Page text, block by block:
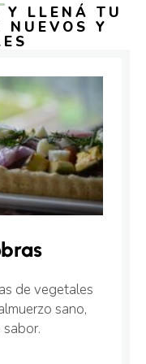
Y LLENÁ TU
NUEVOS Y
de vegetales
sano,